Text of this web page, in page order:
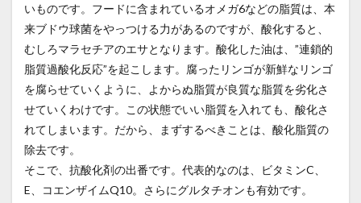
いものです。フードに含まれているオメガ6などの脂質は、本
来ブドウ球菌をやっつける力があるのですが、酸化すると、
むしろマラセチアのエサとなります。酸化した油は、”連鎖的
脂質過酸化反応”を起こします。腐ったリンゴが新鮮なリンゴ
を腐らせていくように、よからぬ脂質が良質な脂質を劣化さ
せていくわけです。この状態でいい脂質を入れても、酸化さ
れてしまいます。だから、まずするべきことは、酸化脂質の
除去です。
そこで、抗酸化剤の出番です。代表的なのは、ビタミンC、
E、コエンザイムQ10。さらにグルタチオンも有効です。